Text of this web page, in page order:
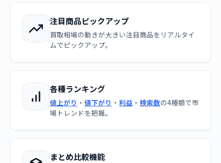
注目商品ピックアップ
買取相場の動きが大きい注目商品をリアルタイ
ムでピックアップ。
各種ランキング
値上がり ・ 値下がり ・ 利益 ・ 検索数の4種類で市
場トレンドを把握。
まとめ比較機能